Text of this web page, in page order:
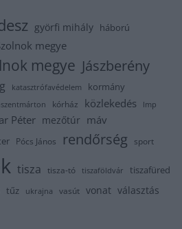
györfi mihály háború
megye
megye Jászberény
katasztrófavédelem kormány
kórház közlekedés lmp
Péter mezőtúr máv
Pócs János rendőrség sport
tisza tisza-tó tiszaföldvár tiszafüred
tűz ukrajna vasút vonat választás